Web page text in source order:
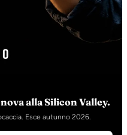
alla Silicon Valley.
Esce autunno 2026.